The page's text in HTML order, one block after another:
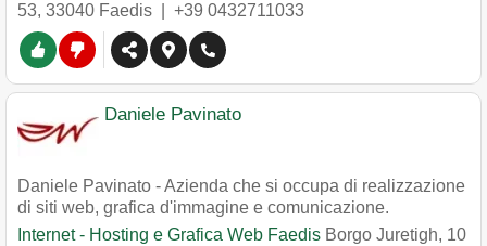
53, 33040 Faedis +39 0432711033
Daniele Pavinato
Daniele Pavinato - Azienda che si occupa di realizzazione
di siti web, grafica d'immagine e comunicazione.
Internet - Hosting e Grafica Web Faedis Borgo Juretigh, 10